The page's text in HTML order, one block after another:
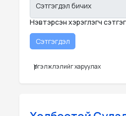
Сэтгэгдэл бичих
Нэвтэрсэн хэрэглэгч
Үргэлжлэлийг харуулах